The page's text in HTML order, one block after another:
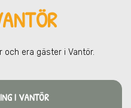
och era gäster i Vantör.
I VANTÖR